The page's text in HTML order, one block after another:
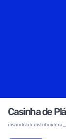
Casinha de